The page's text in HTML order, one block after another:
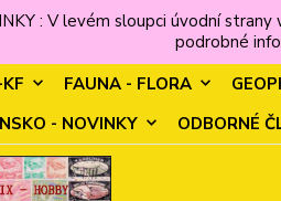
: V levém sloupci úvodní
podrobné
FAUNA - FLORA
- NOVINKY
ODBORNÉ